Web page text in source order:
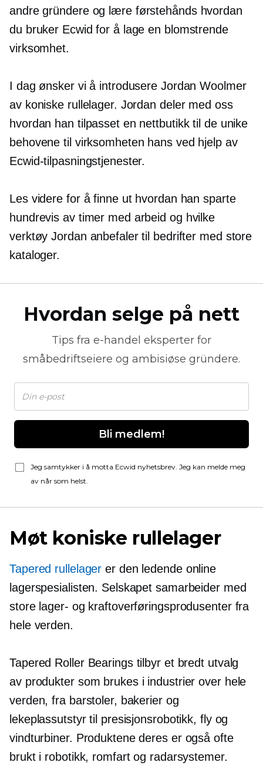
andre gründere og lære førstehåndshvordan
du bruker Ecwid for å lage en blomstrende
virksomhet.
I dag ønsker vi å introdusere Jordan Woolmer
av koniske rullelager. Jordan deler med oss ​​
hvordan han tilpasset en nettbutikk til de unike
behovene til virksomheten hans ved hjelp av
Ecwid-tilpasningstjenester.
Les videre for å finne ut hvordan han sparte
hundrevis av timer med arbeid og hvilke
verktøy Jordan anbefaler til bedrifter med store
kataloger.
Hvordan selge på nett
Tips fra e-handel eksperter for
småbedriftseiere og ambisiøse gründere.
Bli medlem!
Jeg samtykker i å motta Ecwid nyhetsbrev. Jeg kan melde meg
av når som helst.
Møt koniske rullelager
Tapered rullelager er den ledende online
lagerspesialisten. Selskapet samarbeider med
store lager- og kraftoverføringsprodusenter fra
hele verden.
Tapered Roller Bearings tilbyr et bredt utvalg
av produkter som brukes i industrier over hele
verden, fra barstoler, bakerier og
lekeplassutstyr til presisjonsrobotikk, fly og
vindturbiner. Produktene deres er også ofte
brukt i robotikk, romfart og radarsystemer.